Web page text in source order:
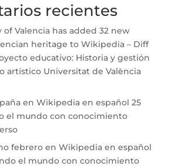
recientes
of Valencia has added 32 new
heritage to Wikipedia – Diff
educativo: Historia y gestión
artístico Universitat de València
en Wikipedia en español 25
el mundo con conocimiento
febreroen Wikipedia en español
el mundo con conocimiento